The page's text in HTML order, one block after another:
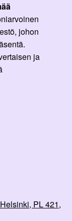
johon
ja
PL 421,